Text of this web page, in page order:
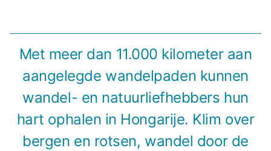
Met meer dan 11.000 kilometer aan
aangelegde wandelpaden kunnen
wandel- en natuurliefhebbers hun
hart ophalen in Hongarije. Klim over
bergen en rotsen, wandel door de